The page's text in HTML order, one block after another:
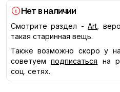
Нет в наличии
Смотрите раздел - Art ,
такая старинная вещь.
Также возможно скоро у
советуем
подписаться
на
соц. сетях.